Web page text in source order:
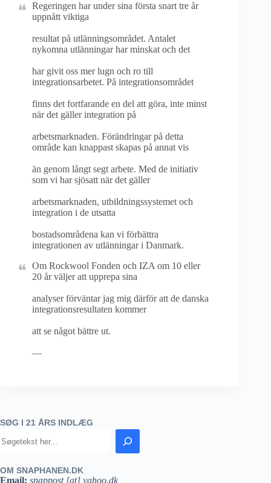
Regeringen har under sina första snart tre år
uppnått viktiga
resultat på utlänningsområdet. Antalet
nykomna utlänningar har minskat och det
har givit oss mer lugn och ro till
integrationsarbetet. På integrationsområdet
finns det fortfarande en del att göra, inte minst
när det gäller integration på
arbetsmarknaden. Förändringar på detta
område kan knappast skapas på annat vis
än genom långt segt arbete. Med de initiativ
som vi har sjösatt när det gäller
arbetsmarknaden, utbildningssystemet och
integration i de utsatta
bostadsområdena kan vi förbättra
integrationen av utlänningar i Danmark.
Om Rockwool Fonden och IZA om 10 eller
20 år väljer att upprepa sina
analyser förväntar jag mig därför att de danska
integrationsresultaten kommer
att se något bättre ut.
—
SØG I 21 ÅRS INDLÆG
OM SNAPHANEN.DK
Email: snappost [at] yahoo.dk